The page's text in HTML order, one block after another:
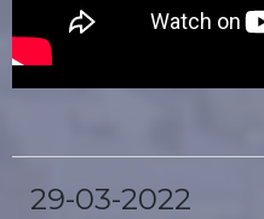
29-03-2022